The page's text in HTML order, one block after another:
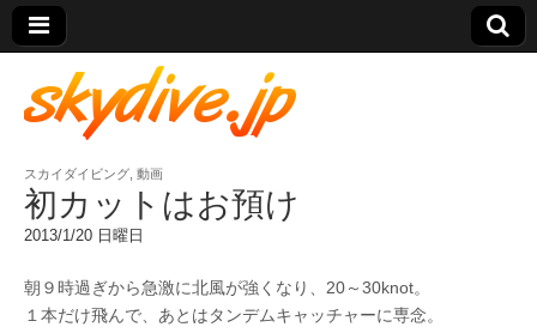
skydive.jp
スカイダイビング 動画
初カットはお預け
2013/1/20 日曜日
朝９時過ぎから急激に北風が強くなり、20～30knot。
１本だけ飛んで、あとはタンデムキャッチャーに専念。